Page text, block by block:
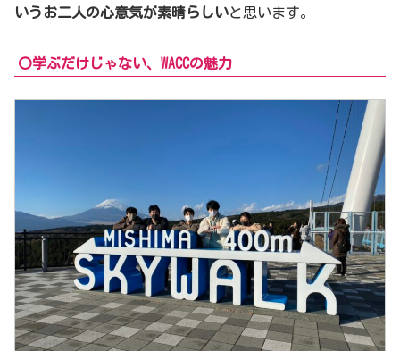
いうお二人の心意気が素晴らしいと思います。
〇学ぶだけじゃない、WACCの魅力